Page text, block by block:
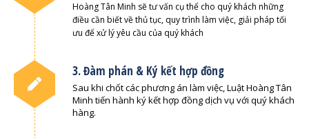
Hoàng Tân Minh sẽ tư vấn cụ thể cho quý khách những
điều cần biết về thủ tục, quy trình làm việc, giải pháp tối
ưu để xử lý yêu cầu của quý khách
3. Đàm phán & Ký kết hợp đồng
Sau khi chốt các phương án làm việc, Luật Hoàng Tân
Minh tiến hành ký kết hợp đồng dịch vụ với quý khách
hàng.